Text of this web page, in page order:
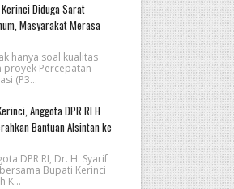
Diduga Sarat
Masyarakat Merasa
hanya soal kualitas
proyek Percepatan
(P3...
Anggota DPR RI H
Bantuan Alsintan ke
DPR RI, Dr. H. Syarif
Bupati Kerinci
K...